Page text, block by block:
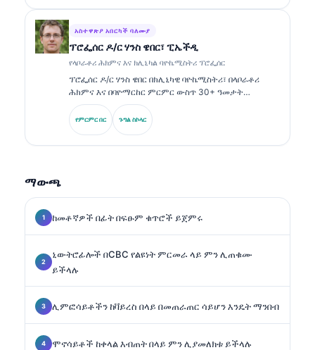
አስተዋጽዖ አበርካች ባለሙያ
ፕሮፌሰር ዶ/ር ሃንስ ዌበር፣ ፒኤችዲ
የላቦራቶሪ ሕክምና እና ክሊኒካል ባዮኬሚስትሪ ፕሮፌሰር
ፕሮፌሰር ዶ/ር ሃንስ ዌበር በክሊኒካዊ ባዮኬሚስትሪ፣ በላቦራቶሪ
ሕክምና እና በባዮማርከር ምርምር ውስጥ 30+ ዓመታት
የባለሙያነት ልምድ ያለው ነው። ቀድሞ የጀርመን ክሊኒካዊ
ኬሚስትሪ ማህበር (German Society for Clinical
Chemistry) ፕሬዝዳንት ነበር፤ በምርመራ ፓነል ትንተና፣
የምርምር በር ጉግል ስኮላር
ማውጫ
ከመቶኛዎች በፊት በፍፁም ቁጥሮች ይጀምሩ
ኒውትሮፊሎች በCBC የልዩነት ምርመራ ላይ ምን ሊጠቁሙ
ይችላሉ
ሊምፎሳይቶችን ከቫይረስ በላይ በመጠራጠር ሳይሆን እንዴት ማንበብ
ሞኖሳይቶች ከቀላል እብጠት በላይ ምን ሊያመለክቱ ይችላሉ